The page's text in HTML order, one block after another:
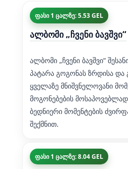
ფასი 1 ცალზე: 5.53 GEL
ალბომი „ჩვენი ბავშვი“
ალბომი „ჩვენი ბავშვი“
პატარა გოგონას ზრდისა და
ყველაზე მნიშვნელოვანი
მოგონებების
ბედნიერი მომენტების
შექმნით.
ფასი 1 ცალზე: 8.04 GEL